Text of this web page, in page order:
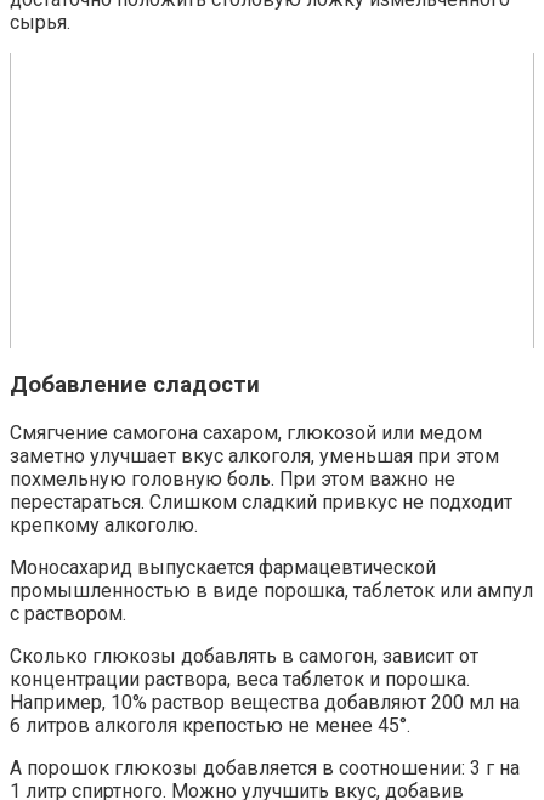
сырья.
Добавление сладости
Смягчение самогона сахаром, глюкозой или медом
заметно улучшает вкус алкоголя, уменьшая при этом
похмельную головную боль. При этом важно не
перестараться. Слишком сладкий привкус не подходит
крепкому алкоголю.
Моносахарид выпускается фармацевтической
промышленностью в виде порошка, таблеток или ампул
с раствором.
Сколько глюкозы добавлять в самогон, зависит от
концентрации раствора, веса таблеток и порошка.
Например, 10% раствор вещества добавляют 200 мл на
6 литров алкоголя крепостью не менее 45°.
А порошок глюкозы добавляется в соотношении: 3 г на
1 литр спиртного. Можно улучшить вкус, добавив